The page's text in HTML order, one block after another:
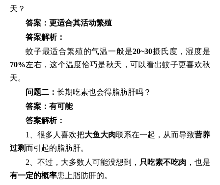
天？
答案：更适合其活动繁殖
答案解析：
蚊子最适合繁殖的气温一般是20~30摄氏度，湿度是
70%左右，这个温度恰巧是秋天，可以看出蚊子更喜欢秋
天。
问题二： 长期吃素也会得脂肪肝吗？
答案：有可能
答案解析：
1、很多人喜欢把大鱼大肉联系在一起，从而导致营养
过剩而引起的脂肪肝。
2、不过，大多数人可能没想到， 只吃素不吃肉 ，也是
有一定的概率患上脂肪肝的。